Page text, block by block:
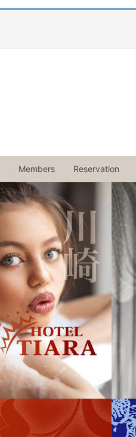
Members Reservation